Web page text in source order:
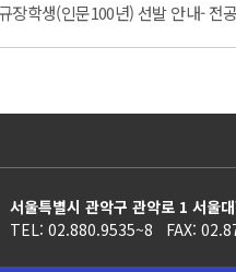
장학생(인문100년) 선발 안내- 전
서울특별시 관악구 관악로 1 서울
TEL: 02.880.9535~8 FAX: